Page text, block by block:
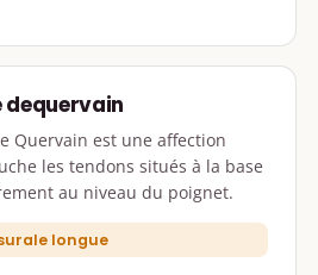
dequervain
Quervain est une affection
les tendons situés à la base
au niveau du poignet.
longue